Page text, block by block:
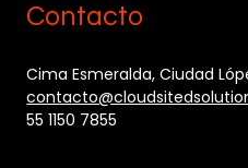
Contacto
Cima Esmeralda, Ciudad
55 1150 7855